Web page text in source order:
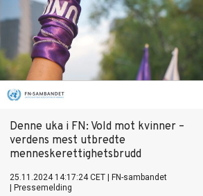
Denne uka i FN: Vold mot kvinner –
verdens mest utbredte
menneskerettighetsbrudd
25.11.2024 14:17:24 CET
FN-sambandet
Pressemelding